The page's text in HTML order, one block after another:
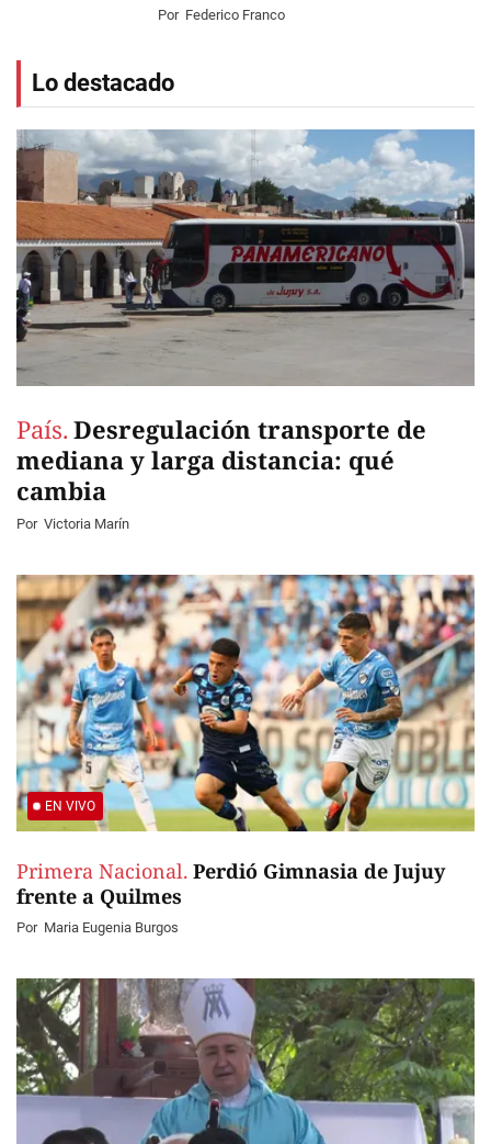
Por Federico Franco
Lo destacado
País. Desregulación transporte de
mediana y larga distancia: qué
cambia
Por Victoria Marín
EN VIVO
Primera Nacional. Perdió Gimnasia de Jujuy
frente a Quilmes
Por Maria Eugenia Burgos